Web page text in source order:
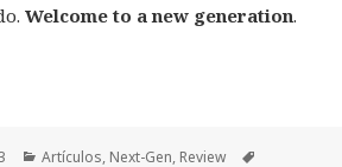
Welcome to a new generation.
Xbox One
Categorías
Artículos, Next-Gen, Review